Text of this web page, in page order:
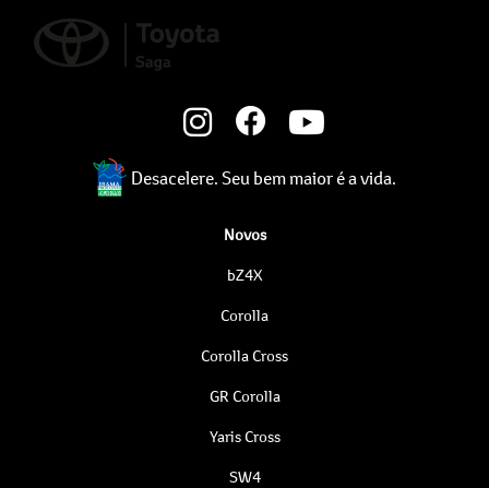
Desacelere. Seu bem maior é a vida.
Novos
bZ4X
Corolla
Corolla Cross
GR Corolla
Yaris Cross
SW4